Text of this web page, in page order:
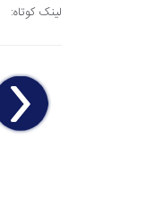
لینک کوتاه: